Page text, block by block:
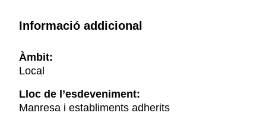
Informació addicional
Àmbit:
Local
Lloc de l’esdeveniment:
Manresa i establiments adherits